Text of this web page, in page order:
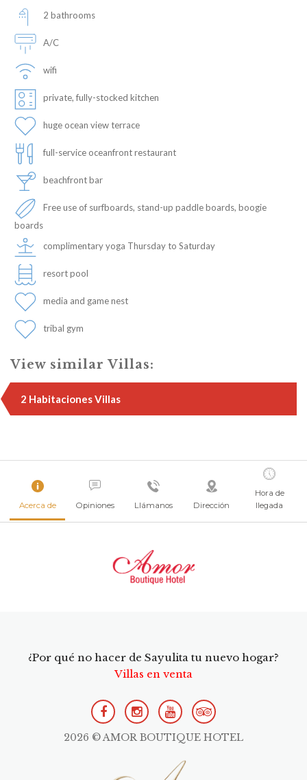
2 bathrooms
A/C
wifi
private, fully-stocked kitchen
huge ocean view terrace
full-service oceanfront restaurant
beachfront bar
Free use of surfboards, stand-up paddle boards, boogie
boards
complimentary yoga Thursday to Saturday
resort pool
media and game nest
tribal gym
View similar Villas:
2 Habitaciones Villas
Acerca de Opiniones Llámanos Dirección
Hora de
llegada
¿Por qué no hacer de Sayulita tu nuevo hogar?
Villas en venta
2026 © AMOR BOUTIQUE HOTEL